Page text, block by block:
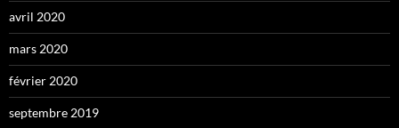
avril 2020
mars 2020
février 2020
septembre 2019